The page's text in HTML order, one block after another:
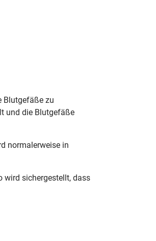
Blutgefäße zu
und die Blutgefäße
normalerweise in
wird sichergestellt, dass